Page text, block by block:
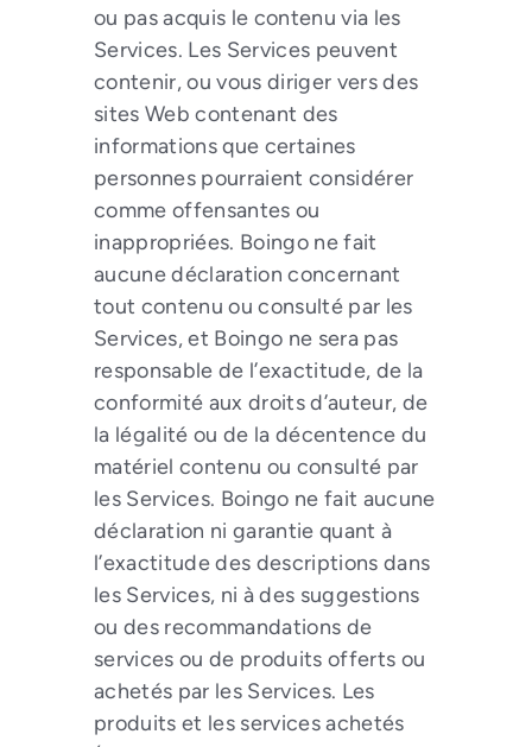
ou pas acquis le contenu via les
Services. Les Services peuvent
contenir, ou vous diriger vers des
sites Web contenant des
informations que certaines
personnes pourraient considérer
comme offensantes ou
inappropriées. Boingo ne fait
aucune déclaration concernant
tout contenu ou consulté par les
Services, et Boingo ne sera pas
responsable de l’exactitude, de la
conformité aux droits d’auteur, de
la légalité ou de la décentence du
matériel contenu ou consulté par
les Services. Boingo ne fait aucune
déclaration ni garantie quant à
l’exactitude des descriptions dans
les Services, ni à des suggestions
ou des recommandations de
services ou de produits offerts ou
achetés par les Services. Les
produits et les services achetés